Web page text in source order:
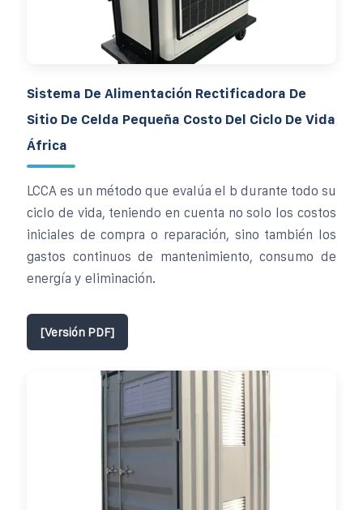
Sistema De Alimentación Rectificadora De
Sitio De Celda Pequeña Costo Del Ciclo De Vida
África
LCCA es un método que evalúa el b durante todo su
ciclo de vida, teniendo en cuenta no solo los costos
iniciales de compra o reparación, sino también los
gastos continuos de mantenimiento, consumo de
energía y eliminación.
[Versión PDF]